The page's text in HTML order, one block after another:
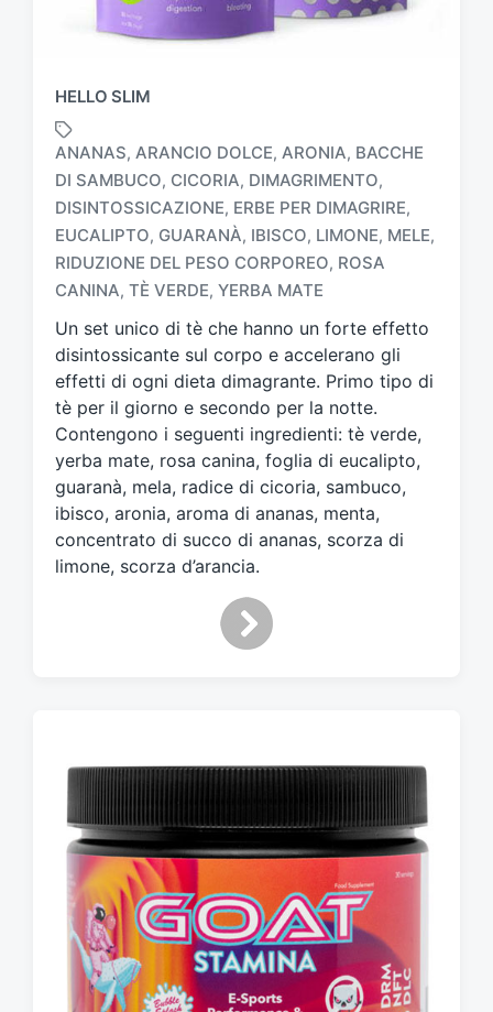
HELLO SLIM
a
g
g
t
o
c
o
n
ANANAS, ARANCIO DOLCE, ARONIA, BACCHE
DI SAMBUCO, CICORIA, DIMAGRIMENTO,
DISINTOSSICAZIONE, ERBE PER DIMAGRIRE,
EUCALIPTO, GUARANÀ, IBISCO, LIMONE, MELE,
RIDUZIONE DEL PESO CORPOREO, ROSA
CANINA, TÈ VERDE, YERBA MATE
Un set unico di tè che hanno un forte effetto
disintossicante sul corpo e accelerano gli
effetti di ogni dieta dimagrante. Primo tipo di
tè per il giorno e secondo per la notte.
Contengono i seguenti ingredienti: tè verde,
yerba mate, rosa canina, foglia di eucalipto,
guaranà, mela, radice di cicoria, sambuco,
ibisco, aronia, aroma di ananas, menta,
concentrato di succo di ananas, scorza di
limone, scorza d’arancia.